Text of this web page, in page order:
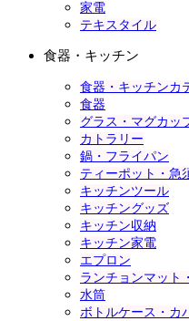
家電
テキスタイル
食器・キッチン
食器・キッチンカ
食器
グラス・マグカッ
カトラリー
鍋・フライパン
ティーポット・急
キッチンツール
キッチングッズ
キッチン収納
キッチン家電
エプロン
ランチョンマット
水筒
ボトルケース・カ